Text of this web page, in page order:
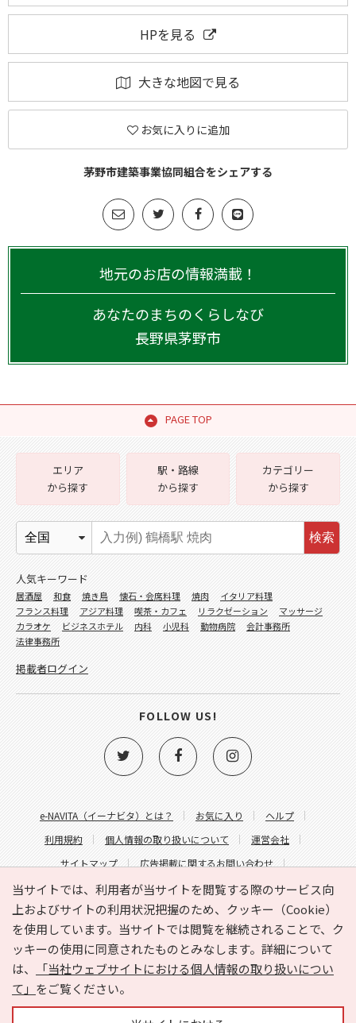
HPを見る
大きな地図で見る
お気に入りに追加
茅野市建築事業協同組合をシェアする
地元のお店の情報満載！
あなたのまちのくらしなび
長野県茅野市
PAGE TOP
当サイトでは、利用者が当サイトを閲覧する際のサービス向
上およびサイトの利用状況把握のため、クッキー（Cookie）
を使用しています。当サイトでは閲覧を継続されることで、ク
ッキーの使用に同意されたものとみなします。詳細について
は、
「当社ウェブサイトにおける個人情報の取り扱いについ
て」 をご覧ください。
e-NAVITA（イーナビタ）とは？ お気に入り
ヘルプ
利用規約
個人情報の取り扱いについて
運営会社
サイトマップ
広告掲載に関するお問い合わせ
サイトの内容に関するお問い合わせ
エリア
から探す
駅・路線
から探す
カテゴリー
から探す
検索
人気キーワード
居酒屋 和食 焼き鳥 懐石・会席料理 焼肉
イタリア料理
フランス料理
アジア料理 喫茶・カフェ リラクゼーション
マッサージ
カラオケ
ビジネスホテル 内科 小児科 動物病院
会計事務所
法律事務所
掲載者ログイン
FOLLOW US!
Copyright © HYOJITO.Co.,Ltd. All Rights Reserved.